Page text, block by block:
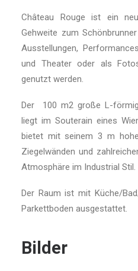
Château Rouge ist ein
Gehweite zum
Ausstellungen,
und Theater oder als
genutzt werden.
Der 100 m2 große L-
liegt im Souterain eines
bietet mit seinem 3 m
Ziegelwänden und
Atmosphäre im Industrial Stil.
Der Raum ist mit Küche/
Parkettboden ausgestattet.
Bilder